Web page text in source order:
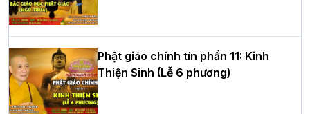
tư của Khóa sinh hoạt Phật pháp mùa
hè tại chùa Bằng
HT.Thích Thọ Lạc được suy cử làm tân
Trưởng BTS GHPGVN tỉnh Nghệ An
Phật giáo chính tín phần 11: Kinh
Thiện Sinh (Lễ 6 phương)